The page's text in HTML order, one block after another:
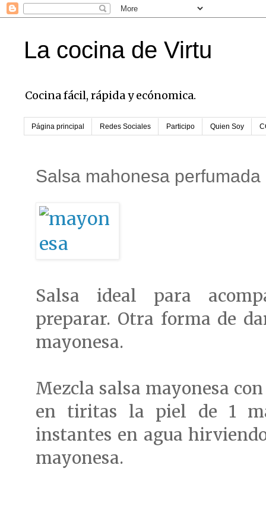
La cocina de Virtu
Cocina fácil, rápida y ecónomica.
Página principal Redes Sociales Participo Quien Soy
Salsa mahonesa perfumada
Salsa ideal para
preparar. Otra forma de
mayonesa.
Mezcla salsa mayonesa
en tiritas la piel de 1
instantes en agua
mayonesa.